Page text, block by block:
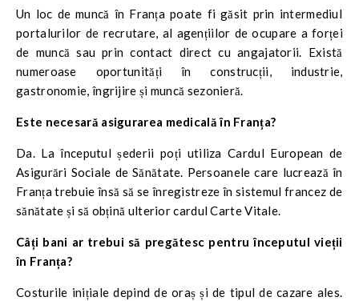
Un loc de muncă în Franța poate fi găsit prin intermediul
portalurilor de recrutare, al agențiilor de ocupare a forței
de muncă sau prin contact direct cu angajatorii. Există
numeroase oportunități în construcții, industrie,
gastronomie, îngrijire și muncă sezonieră.
Este necesară asigurarea medicală în Franța?
Da. La începutul șederii poți utiliza Cardul European de
Asigurări Sociale de Sănătate. Persoanele care lucrează în
Franța trebuie însă să se înregistreze în sistemul francez de
sănătate și să obțină ulterior cardul Carte Vitale.
Câți bani ar trebui să pregătesc pentru începutul vieții
în Franța?
Costurile inițiale depind de oraș și de tipul de cazare ales.